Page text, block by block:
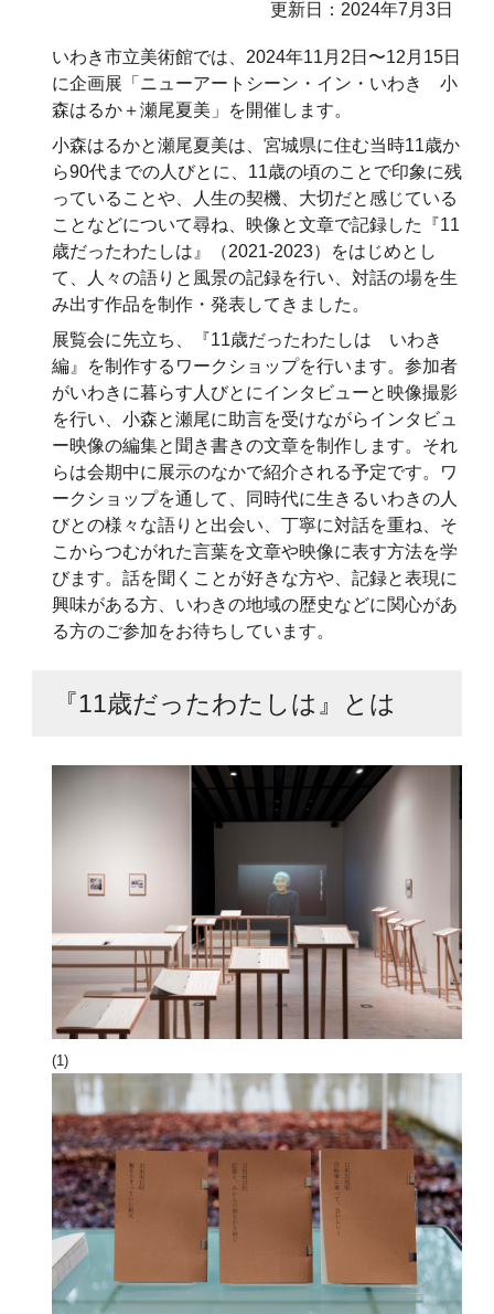
更新日：2024年7月3日
いわき市立美術館では、2024年11月2日〜12月15日
に企画展「ニューアートシーン・イン・いわき 小
森はるか＋瀬尾夏美」を開催します。
小森はるかと瀬尾夏美は、宮城県に住む当時11歳か
ら90代までの人びとに、11歳の頃のことで印象に残
っていることや、人生の契機、大切だと感じている
ことなどについて尋ね、映像と文章で記録した『11
歳だったわたしは』（2021-2023）をはじめとし
て、人々の語りと風景の記録を行い、対話の場を生
み出す作品を制作・発表してきました。
展覧会に先立ち、『11歳だったわたしは いわき
編』を制作するワークショップを行います。参加者
がいわきに暮らす人びとにインタビューと映像撮影
を行い、小森と瀬尾に助言を受けながらインタビュ
ー映像の編集と聞き書きの文章を制作します。それ
らは会期中に展示のなかで紹介される予定です。ワ
ークショップを通して、同時代に生きるいわきの人
びとの様々な語りと出会い、丁寧に対話を重ね、そ
こからつむがれた言葉を文章や映像に表す方法を学
びます。話を聞くことが好きな方や、記録と表現に
興味がある方、いわきの地域の歴史などに関心があ
る方のご参加をお待ちしています。
『11歳だったわたしは』とは
(1)